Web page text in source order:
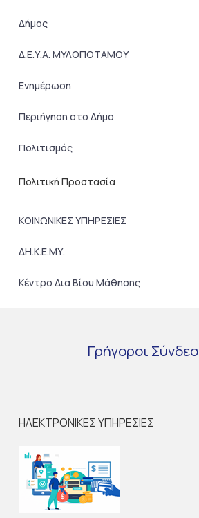
Δήμος
Δ.Ε.Υ.Α. ΜΥΛΟΠΟΤΑΜΟΥ
Ενημέρωση
Περιήγηση στο Δήμο
Πολιτισμός
Πολιτική Προστασία
ΚΟΙΝΩΝΙΚΕΣ ΥΠΗΡΕΣΙΕΣ
ΔΗ.Κ.Ε.ΜΥ.
Κέντρο Δια Βίου Μάθησης
Γρήγοροι
ΗΛΕΚΤΡΟΝΙΚΕΣ ΥΠΗΡΕΣΙΕΣ